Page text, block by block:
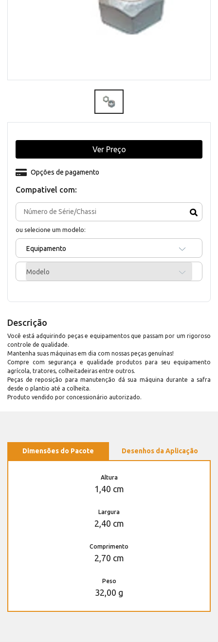
Compativel com:
ou selecione um modelo:
Equipamento
Modelo
Opções de pagamento
Ver Preço
Descrição
Você está adquirindo peças e equipamentos que passam por um rigoroso
controle de qualidade.
Mantenha suas máquinas em dia com nossas peças genuínas!
Compre com segurança e qualidade produtos para seu equipamento
agrícola, tratores, colheitadeiras entre outros.
Peças de reposição para manutenção dá sua máquina durante a safra
desde o plantio até a colheita.
Produto vendido por concessionário autorizado.
Dimensões do Pacote Desenhos da Aplicação
Altura
1,40 cm
Largura
2,40 cm
Comprimento
2,70 cm
Peso
32,00 g